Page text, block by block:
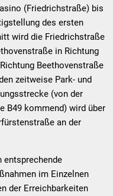
(Friedrichstraße) bis
des ersten
wird die Friedrichstraße
in Richtung
Beethovenstraße
zeitweise Park- und
(von der
B49 kommend) wird über
an der
entsprechende
im Einzelnen
der Erreichbarkeiten